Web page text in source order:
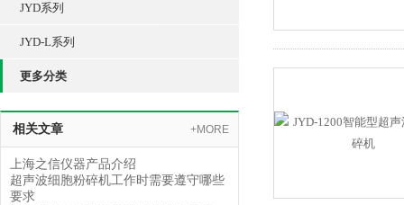
JYD系列
JYD-L系列
更多分类
相关文章 +MORE
上海之信仪器产品介绍
超声波细胞粉碎机工作时需要遵守哪些
要求